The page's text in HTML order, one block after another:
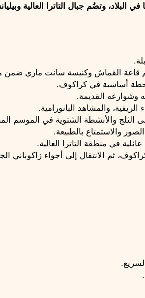
قاعة القماش وكنيسة سانت ماري ضمن
محطة أساسية في كراكوف.
وشوارعه القديمة.
والمشاهد البانورامية.
الثلج والأنشطة الشتوية في الموسم
والاستمتاع بالطبيعة.
في منطقة التاترا العالية.